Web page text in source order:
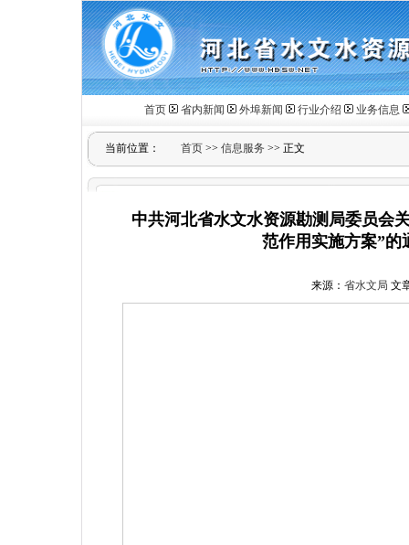
首页 省内新闻 外埠新闻 行业介绍 业务信息
当前位置： 首页 >> 信息服务 >> 正文
中共河北省水文水资源勘测局委员会
范作用实施方案”的
来源： 省水文局 文